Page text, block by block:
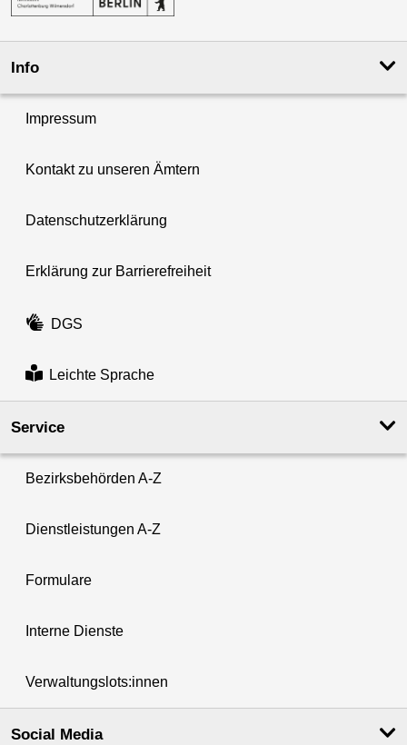
Info
Impressum
Kontakt zu unseren Ämtern
Datenschutzerklärung
Erklärung zur Barrierefreiheit
DGS
Leichte Sprache
Service
Bezirksbehörden A-Z
Dienstleistungen A-Z
Formulare
Interne Dienste
Verwaltungslots:innen
Social Media